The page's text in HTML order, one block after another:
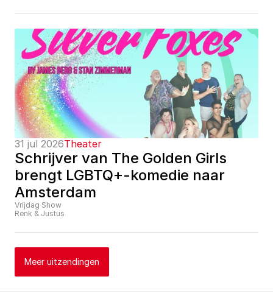
31 jul 2026Theater
Schrijver van The Golden Girls
brengt LGBTQ+-komedie naar
Amsterdam
Vrijdag Show
Renk & Justus
Meer uitzendingen